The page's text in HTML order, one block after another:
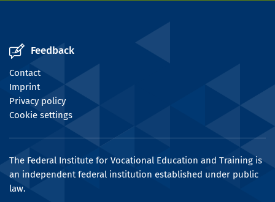
Feedback
Contact
Imprint
Privacy policy
Cookie settings
The Federal Institute for Vocational Education and Training is
an independent federal institution established under public
law.